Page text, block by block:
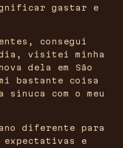
gastar e
consegui
visitei minha
dela em São
bastante coisa
com o meu
diferente para
expectativas e